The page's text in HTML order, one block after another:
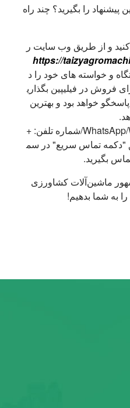
پیشنهاد را بگیرید؟ چند راه
و از طریق وب سایت ر
https://
و خواسته های خود را د
فروش در فیلیپین بگذاری
خواهد بود و بهترین
مستقیماً از طریق WhatsApp/WeChat/شماره تلفن: +
از طریق "دکمه تماس سریع" در سم
بگیرید.
ماشین‌آلات کشاورزی
به شما بدهیم!